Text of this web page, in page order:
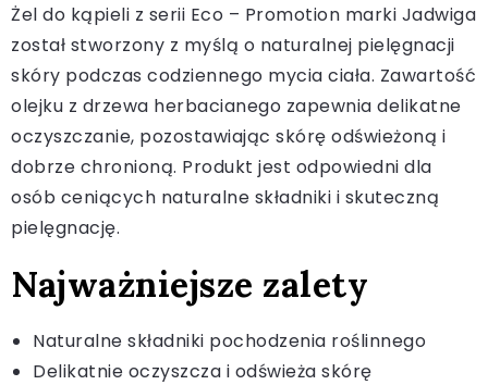
Żel do kąpieli z serii Eco – Promotion marki Jadwiga
został stworzony z myślą o naturalnej pielęgnacji
skóry podczas codziennego mycia ciała. Zawartość
olejku z drzewa herbacianego zapewnia delikatne
oczyszczanie, pozostawiając skórę odświeżoną i
dobrze chronioną. Produkt jest odpowiedni dla
osób ceniących naturalne składniki i skuteczną
pielęgnację.
Najważniejsze zalety
Naturalne składniki pochodzenia roślinnego
Delikatnie oczyszcza i odświeża skórę